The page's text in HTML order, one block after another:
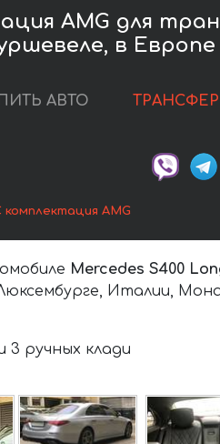
AMG для
в Европе
АВТО
комплектация AMG
Mercedes S400
Италии,
3 ручных клади